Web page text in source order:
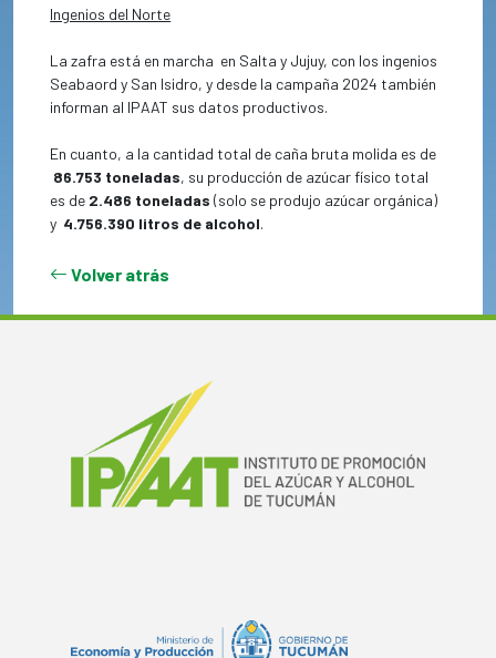
Ingenios del Norte
La zafra está en marcha en Salta y Jujuy, con los ingenios
Seabaord y San Isidro, y desde la campaña 2024 también
informan al IPAAT sus datos productivos.
En cuanto, a la cantidad total de caña bruta molida es de
86.753 toneladas, su producción de azúcar físico total
es de 2.486 toneladas (solo se produjo azúcar orgánica)
y 4.756.390 litros de alcohol.
Volver atrás